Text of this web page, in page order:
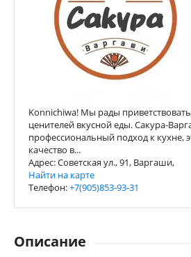
Konnichiwa! Мы рады приветствовать
ценителей вкусной еды. Сакура-
профессиональный подход к кухне,
качество в...
Адрес: Советская ул., 91, Варгаши,
Найти на карте
Телефон:+7(905)853-93-31
Описание